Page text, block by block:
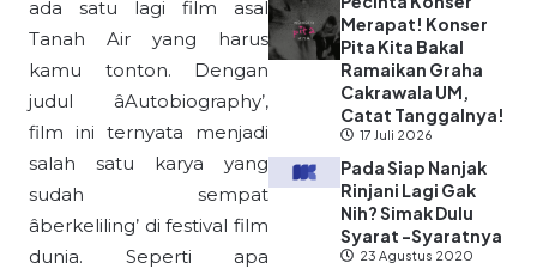
ada satu lagi film asal
Tanah Air yang harus
kamu tonton. Dengan
judul âAutobiography’,
film ini ternyata menjadi
salah satu karya yang
sudah sempat
âberkeliling’ di festival film
dunia. Seperti apa
Merapat! Konser
Pita Kita Bakal
Ramaikan Graha
Cakrawala UM,
Catat Tanggalnya!
17 Juli 2026
Pada Siap Nanjak
Rinjani Lagi Gak
Nih? Simak Dulu
Syarat -Syaratnya
23 Agustus 2020